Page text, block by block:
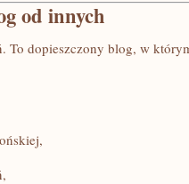
od innych
To dopieszczony blog, w